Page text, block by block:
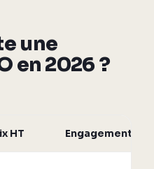
une
en 2026 ?
HT Engagement